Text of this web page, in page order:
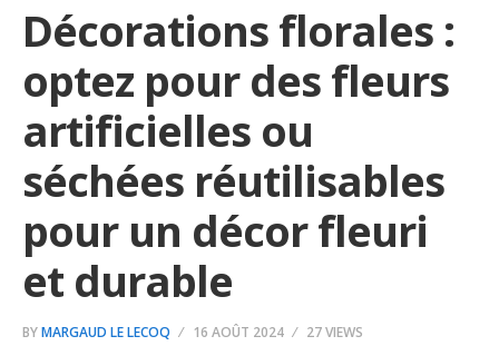
Décorations florales :
optez pour des fleurs
artificielles ou
séchées réutilisables
pour un décor fleuri
et durable
BYMARGAUD LE LECOQ 16 AOÛT 2024 27 VIEWS